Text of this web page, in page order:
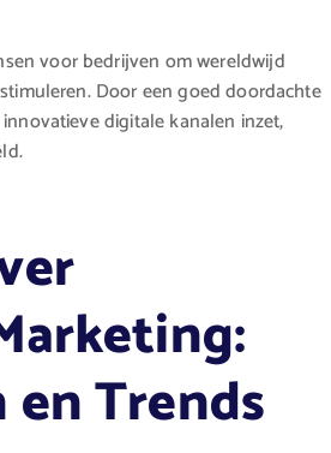
voor bedrijven om wereldwijd
Door een goed doordachte
digitale kanalen inzet,
Trends